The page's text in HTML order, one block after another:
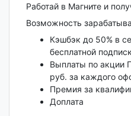
Работай в Магните и
Возможность
Кэшбэк до 50% в
бесплатной
Выплаты по акции
руб. за каждого
Премия за
Доплата